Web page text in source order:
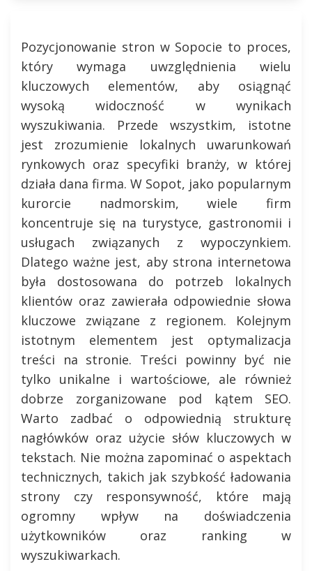
Pozycjonowanie stron w Sopocie to proces,
który wymaga uwzględnienia wielu
kluczowych elementów, aby osiągnąć
wysoką widoczność w wynikach
wyszukiwania. Przede wszystkim, istotne
jest zrozumienie lokalnych uwarunkowań
rynkowych oraz specyfiki branży, w której
działa dana firma. W Sopot, jako popularnym
kurorcie nadmorskim, wiele firm
koncentruje się na turystyce, gastronomii i
usługach związanych z wypoczynkiem.
Dlatego ważne jest, aby strona internetowa
była dostosowana do potrzeb lokalnych
klientów oraz zawierała odpowiednie słowa
kluczowe związane z regionem. Kolejnym
istotnym elementem jest optymalizacja
treści na stronie. Treści powinny być nie
tylko unikalne i wartościowe, ale również
dobrze zorganizowane pod kątem SEO.
Warto zadbać o odpowiednią strukturę
nagłówków oraz użycie słów kluczowych w
tekstach. Nie można zapominać o aspektach
technicznych, takich jak szybkość ładowania
strony czy responsywność, które mają
ogromny wpływ na doświadczenia
użytkowników oraz ranking w
wyszukiwarkach.